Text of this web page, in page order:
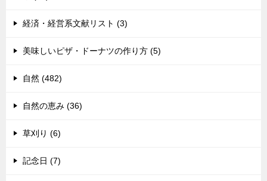
経済・経営系文献リスト (3)
美味しいピザ・ドーナツの作り方 (5)
自然 (482)
自然の恵み (36)
草刈り (6)
記念日 (7)